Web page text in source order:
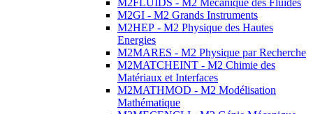
M2FLUIDS - M2 Mécanique des Fluides
M2GI - M2 Grands Instruments
M2HEP - M2 Physique des Hautes
Energies
M2MARES - M2 Physique par Recherche
M2MATCHEINT - M2 Chimie des
Matériaux et Interfaces
M2MATHMOD - M2 Modélisation
Mathématique